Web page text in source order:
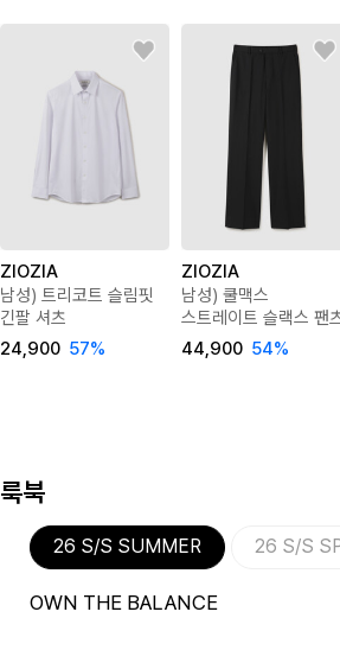
ZIOZIA
남성) 트리코트 슬림핏
긴팔 셔츠
24,900 57%
ZIOZIA
남성) 쿨맥스
스트레이트 슬랙스 팬
44,900 54%
룩북
26 S/S SUMMER 26 S/S
OWN THE BALANCE